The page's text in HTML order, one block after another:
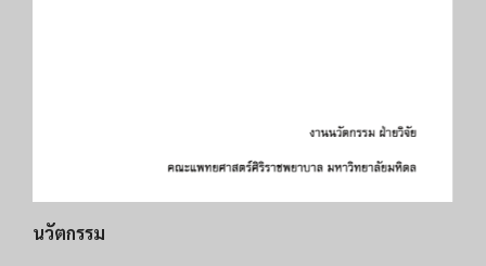
นวัตกรรม